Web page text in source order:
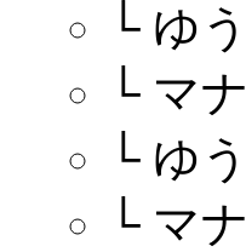
└ ゆ
└ マ
└ ゆ
└ マ